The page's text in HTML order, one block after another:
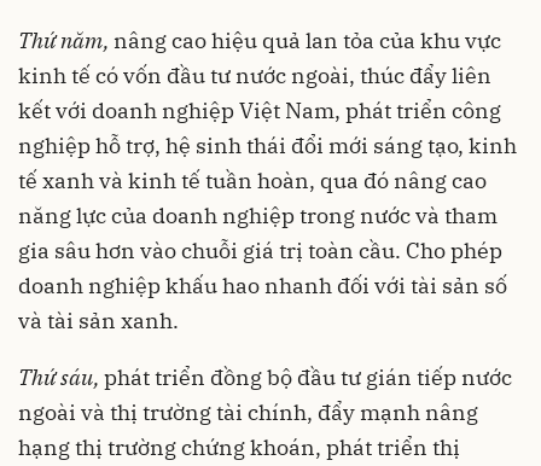
Thứ năm, nâng cao hiệu quả lan tỏa của khu vực
kinh tế có vốn đầu tư nước ngoài, thúc đẩy liên
kết với doanh nghiệp Việt Nam, phát triển công
nghiệp hỗ trợ, hệ sinh thái đổi mới sáng tạo, kinh
tế xanh và kinh tế tuần hoàn, qua đó nâng cao
năng lực của doanh nghiệp trong nước và tham
gia sâu hơn vào chuỗi giá trị toàn cầu. Cho phép
doanh nghiệp khấu hao nhanh đối với tài sản số
và tài sản xanh.
Thứ sáu, phát triển đồng bộ đầu tư gián tiếp nước
ngoài và thị trường tài chính, đẩy mạnh nâng
hạng thị trường chứng khoán, phát triển thị